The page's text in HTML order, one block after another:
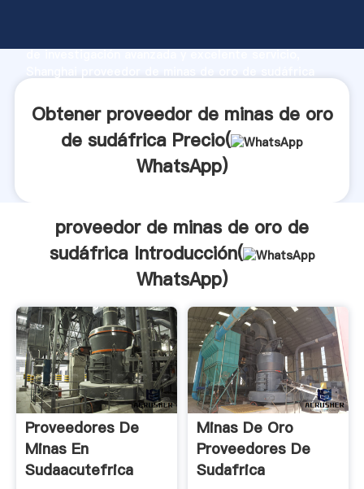
de investigación avanzada y excelente servicio,
clientes.
Obtener proveedor de minas de oro
de sudáfrica Precio(
WhatsApp)
proveedor de minas de oro de
sudáfrica Introducción(
WhatsApp)
Proveedores De
Minas En
Sudaacutefrica
Minas De Oro
Proveedores De
Sudafrica